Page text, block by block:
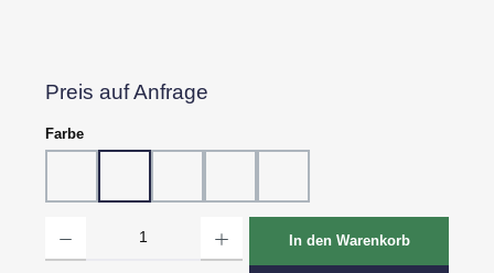
Preis auf Anfrage
Farbeauswählen
In den Warenkorb